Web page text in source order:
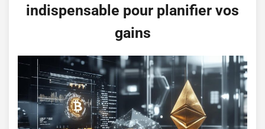
indispensable pour planifier vos
gains